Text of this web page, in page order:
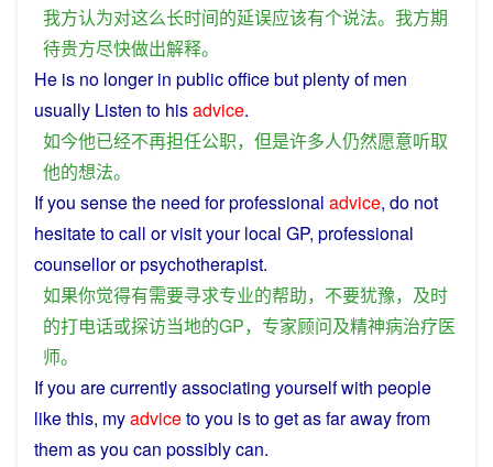
我方认为对这么长时间的延误应该有个说法。 我方期
待贵方尽快做出解释。
He is no longer in public officebutplentyof men
usually Listen to hisadvice.
如今他已经不再担任公职， 但是许多人仍然愿意听取
他的想法。
Ifyou sensethe need forprofessional advice, do not
hesitatetocall orvisityour local GP, professional
counsellororpsychotherapist.
如果你觉得有需要寻求专业的帮助， 不要犹豫， 及时
的打电话或探访当地的GP， 专家顾问及精神病治疗医
师。
Ifyou arecurrentlyassociating yourselfwith people
likethis, myadvicetoyou isto get asfarawayfrom
themas you can possiblycan.